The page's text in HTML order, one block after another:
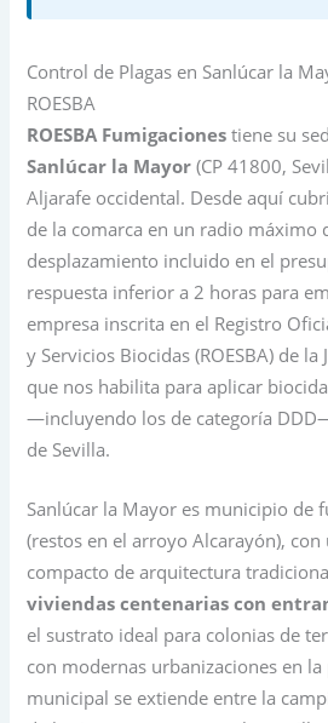
Control de Plagas en Sanlúcar la
ROESBA
ROESBA Fumigaciones tiene su
Sanlúcar la Mayor (CP 41800,
Aljarafe occidental. Desde aquí
de la comarca en un radio máximo
desplazamiento incluido en el
respuesta inferior a 2 horas para
empresa inscrita en el Registro
y Servicios Biocidas (ROESBA) de
que nos habilita para aplicar
—incluyendo los de categoría
de Sevilla.
Sanlúcar la Mayor es municipio de
(restos en el arroyo Alcarayón),
compacto de arquitectura
viviendas centenarias con
el sustrato ideal para colonias de
con modernas urbanizaciones en
municipal se extiende entre la